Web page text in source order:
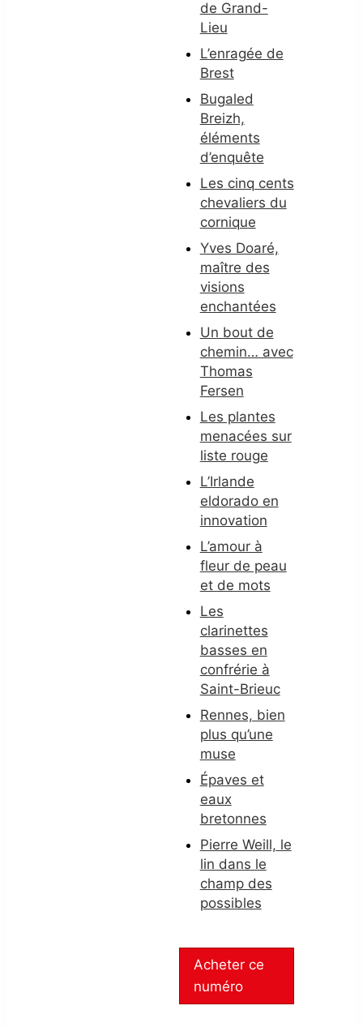
de Grand-
Lieu
L’enragée de
Brest
Bugaled
Breizh,
éléments
d’enquête
Les cinq cents
chevaliers du
cornique
Yves Doaré,
maître des
visions
enchantées
Un bout de
chemin… avec
Thomas
Fersen
Les plantes
menacées sur
liste rouge
L’Irlande
eldorado en
innovation
L’amour à
fleur de peau
et de mots
Les
clarinettes
basses en
confrérie à
Saint-Brieuc
Rennes, bien
plus qu’une
muse
Épaves et
eaux
bretonnes
Pierre Weill, le
lin dans le
champ des
possibles
Acheter ce
numéro